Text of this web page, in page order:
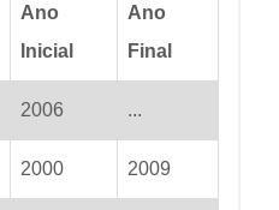
Ano
Inicial
Ano
Final
2006 ...
2000 2009